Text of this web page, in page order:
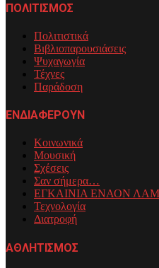
ΠΟΛΙΤΙΣΜΟΣ
Πολιτιστικά
Βιβλιοπαρουσιάσεις
Ψυχαγωγία
Τέχνες
Παράδοση
ΕΝΔΙΑΦΕΡΟΥΝ
Κοινωνικά
Μουσική
Σχέσεις
Σαν σήμερα…
ΕΓΚΑΙΝΙΑ ΕΝΑΟΝ
Τεχνολογία
Διατροφή
ΑΘΛΗΤΙΣΜΟΣ